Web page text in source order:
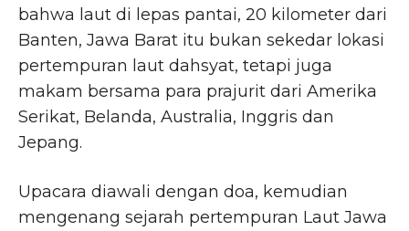
bahwa laut di lepas pantai, 20 kilometer dari
Banten, Jawa Barat itu bukan sekedar lokasi
pertempuran laut dahsyat, tetapi juga
makam bersama para prajurit dari Amerika
Serikat, Belanda, Australia, Inggris dan
Jepang.
Upacara diawali dengan doa, kemudian
mengenang sejarah pertempuran Laut Jawa